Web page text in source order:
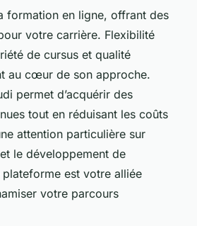
ligne : les atouts
votre carrière
•6 min de lecture
formation en ligne, offrant des
votre carrière. Flexibilité
de cursus et qualité
au cœur de son approche.
permet d’acquérir des
tout en réduisant les coûts
attention particulière sur
le développement de
est votre alliée
votre parcours